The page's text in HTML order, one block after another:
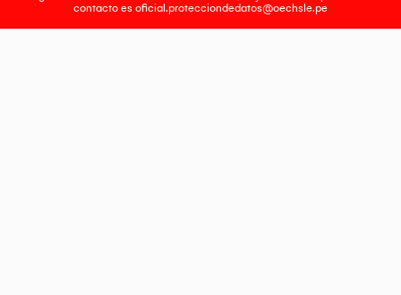
contacto es oficial.protecciondedatos@oechsle.pe